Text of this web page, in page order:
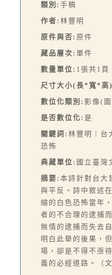
類別: 手稿
作者: 林豐明
原件與否: 原件
藏品層次: 單件
數量單位: 1張共1頁
尺寸大小(長*寬*高
數位化類別: 影像(
是否數位化: 是
關鍵詞: 林豐明︱台
恐怖
典藏單位: 國立臺灣
摘要: 本詩針對台大
與平反。詩中敘述
縮的白色恐怖當年
者的不合理的逮捕
無情的逮捕而失去
明白此舉的後果，
場，卻是不得不亟
義的必經道路。（